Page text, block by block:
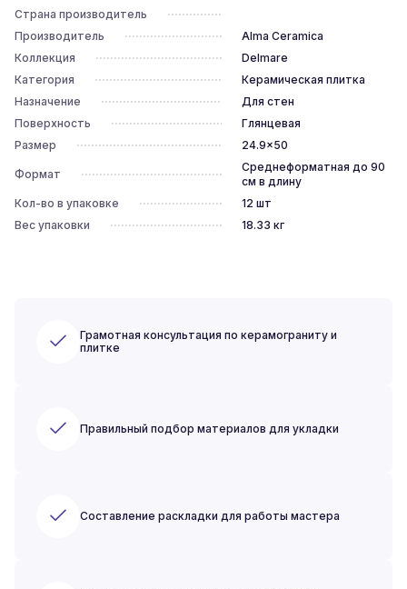
Страна производитель
Производитель
Alma Ceramica
Коллекция
Delmare
Категория
Керамическая плитка
Назначение
Для стен
Поверхность
Глянцевая
Размер
24.9x50
Формат
Среднеформатная до 90
см в длину
Кол-во в упаковке
12 шт
Вес упаковки
18.33 кг
Грамотная консультация по керамограниту и
плитке
Правильный подбор материалов для укладки
Составление раскладки для работы мастера